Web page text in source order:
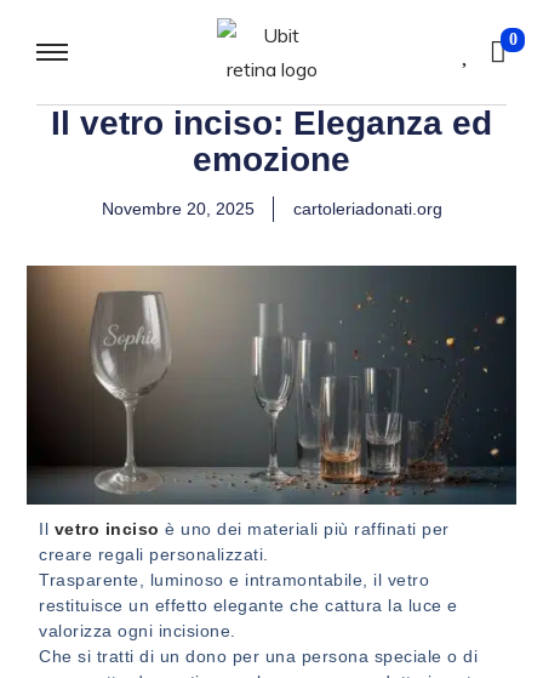
0
Il vetro inciso: Eleganza ed
emozione
Novembre 20, 2025 cartoleriadonati.org
Il vetro inciso è uno dei materiali più raffinati per
creare regali personalizzati.
Trasparente, luminoso e intramontabile, il vetro
restituisce un effetto elegante che cattura la luce e
valorizza ogni incisione.
Che si tratti di un dono per una persona speciale o di